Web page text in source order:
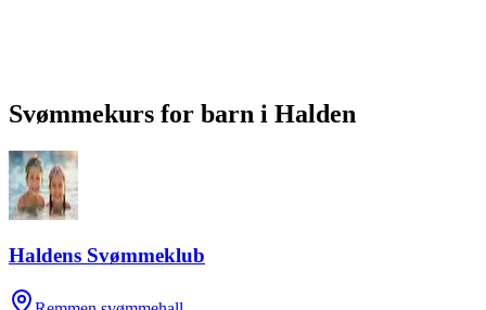
Svømmekurs for barn i Halden
Haldens Svømmeklub